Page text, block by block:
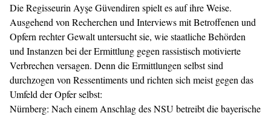
Die Regisseurin Ayşe Güvendiren spielt es auf ihre Weise.
Ausgehend von Recherchen und Interviews mit Betroffenen und
Opfern rechter Gewalt untersucht sie, wie staatliche Behörden
und Instanzen bei der Ermittlung gegen rassistisch motivierte
Verbrechen versagen. Denn die Ermittlungen selbst sind
durchzogen von Ressentiments und richten sich meist gegen das
Umfeld der Opfer selbst:
Nürnberg: Nach einem Anschlag des NSU betreibt die bayerische